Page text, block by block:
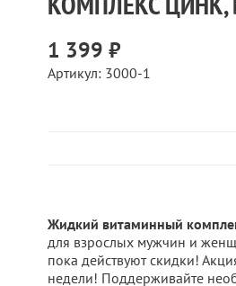
1 399 ₽
Артикул: 3000-1
Жидкий витаминный
для взрослых мужчин и
пока действуют скидки!
недели! Поддерживайте